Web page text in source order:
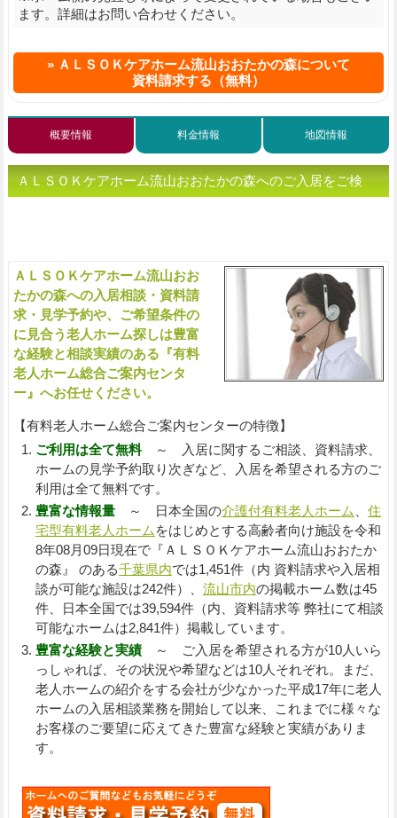
ます。詳細はお問い合わせください。
ＡＬＳＯＫケアホーム流山おおたかの森について
資料請求する（無料）
概要情報 料金情報 地図情報
ＡＬＳＯＫケアホーム流山おおたかの森へのご入居をご検
ＡＬＳＯＫケアホーム流山おお
たかの森への入居相談・資料請
求・見学予約や、ご希望条件の
に見合う老人ホーム探しは豊富
な経験と相談実績のある『有料
老人ホーム総合ご案内センタ
ー』へお任せください。
【有料老人ホーム総合ご案内センターの特徴】
ご利用は全て無料～ 入居に関するご相談、資料請求、
ホームの見学予約取り次ぎなど、入居を希望される方のご
利用は全て無料です。
豊富な情報量～ 日本全国の介護付有料老人ホーム
住
宅型有料老人ホーム をはじめとする高齢者向け施設を令和
8年08月09日現在で『ＡＬＳＯＫケアホーム流山おおたか
の森』 のある千葉県内では1,451件（内 資料請求や入居相
談が可能な施設は242件）、 流山市内の掲載ホーム数は45
件、日本全国では39,594件（内、資料請求等 弊社にて相談
可能なホームは2,841件）掲載しています。
豊富な経験と実績～ ご入居を希望される方が10人いら
っしゃれば、その状況や希望などは10人それぞれ。まだ、
老人ホームの紹介をする会社が少なかった平成17年に老人
ホームの入居相談業務を開始して以来、これまでに様々な
お客様のご要望に応えてきた豊富な経験と実績がありま
す。